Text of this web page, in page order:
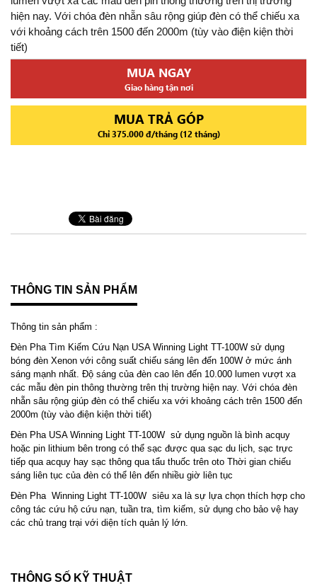
hiện nay. Với chóa đèn nhẵn sâu rộng giúp đèn có thể chiếu xa
với khoảng cách trên 1500 đến 2000m (tùy vào điện kiện thời
tiết)
MUA NGAY
Giao hàng tận nơi
MUA TRẢ GÓP
Chỉ 375.000 đ/tháng (12 tháng)
THÔNG TIN SẢN PHẨM
Thông tin sản phẩm :
Đèn Pha Tìm Kiếm Cứu Nạn USA Winning Light TT-100W sử dụng
bóng đèn Xenon với công suất chiếu sáng lên đến 100W ở mức ánh
sáng mạnh nhất. Độ sáng của đèn cao lên đến 10.000 lumen vượt xa
các mẫu đèn pin thông thường trên thị trường hiện nay. Với chóa đèn
nhẵn sâu rộng giúp đèn có thể chiếu xa với khoảng cách trên 1500 đến
2000m (tùy vào điện kiện thời tiết)
Đèn Pha USA Winning Light TT-100W sử dụng nguồn là bình acquy
hoặc pin lithium bên trong có thể sạc được qua sạc du lịch, sạc trực
tiếp qua acquy hay sạc thông qua tẩu thuốc trên oto Thời gian chiếu
sáng liên tục của đèn có thể lên đến nhiều giờ liên tục
Đèn Pha Winning Light TT-100W siêu xa là sự lựa chọn thích hợp cho
công tác cứu hộ cứu nạn, tuần tra, tìm kiếm, sử dụng cho bảo vệ hay
các chủ trang trại với diện tích quản lý lớn.
THÔNG SỐ KỸ THUẬT